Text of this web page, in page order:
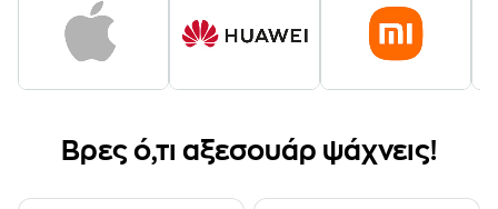
Bρες ό,τι αξεσουάρ ψάχνεις!